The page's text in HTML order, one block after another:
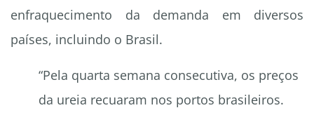
enfraquecimento da demanda em diversos
países, incluindo o Brasil.
“Pela quarta semana consecutiva, os preços
da ureia recuaram nos portos brasileiros.